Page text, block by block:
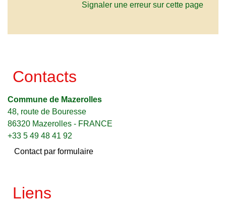
Signaler une erreur sur cette page
Contacts
Commune de Mazerolles
48, route de Bouresse
86320 Mazerolles - FRANCE
+33 5 49 48 41 92
Contact par formulaire
Liens